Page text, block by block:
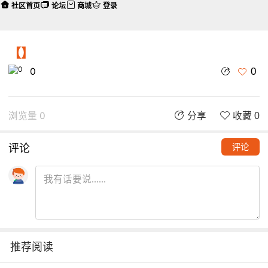
【】
0 0
浏览量 0 分享 收藏 0
评论 评论
推荐阅读
社区首页 论坛 商城 登录